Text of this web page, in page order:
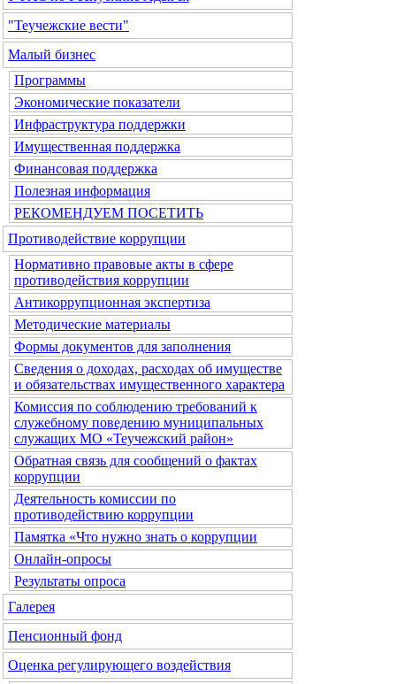
"Теучежские вести"
Малый бизнес
Программы
Экономические показатели
Инфраструктура поддержки
Имущественная поддержка
Финансовая поддержка
Полезная информация
РЕКОМЕНДУЕМ ПОСЕТИТЬ
Противодействие коррупции
Нормативно правовые акты в сфере
противодействия коррупции
Антикоррупционная экспертиза
Методические материалы
Формы документов для заполнения
Сведения о доходах, расходах об имуществе
и обязательствах имущественного характера
Комиссия по соблюдению требований к
служебному поведению муниципальных
служащих МО «Теучежский район»
Обратная связь для сообщений о фактах
коррупции
Деятельность комиссии по
противодействию коррупции
Памятка «Что нужно знать о коррупции
Онлайн-опросы
Результаты опроса
Галерея
Пенсионный фонд
Оценка регулирующего воздействия